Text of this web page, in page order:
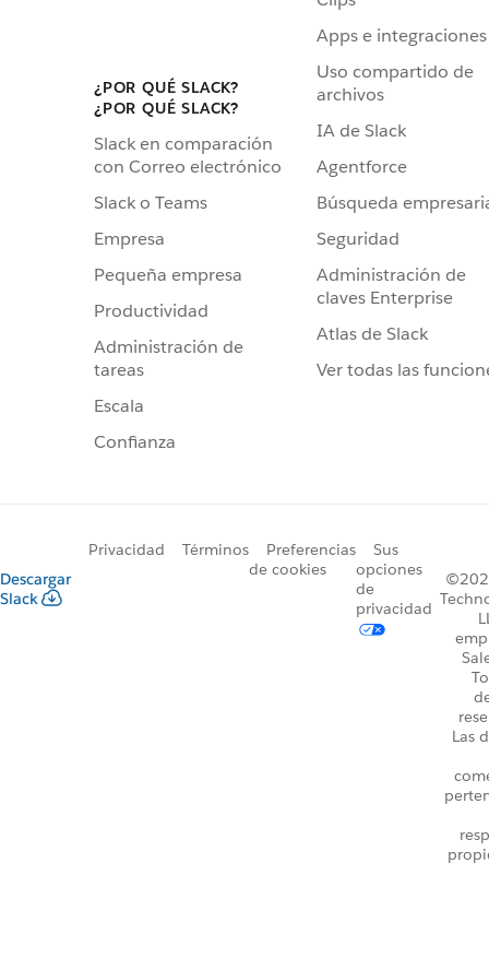
¿POR QUÉ SLACK?
¿POR QUÉ SLACK?
Slack en comparación
con Correo electrónico
Slack o Teams
Empresa
Pequeña empresa
Productividad
Administración de
tareas
Escala
Confianza
Apps e integraciones
Uso compartido de
archivos
IA de Slack
Agentforce
Búsqueda
Seguridad
Administración de
claves Enterprise
Atlas de Slack
Ver todas las
Descargar
Slack
Privacidad Términos
Preferencias
de cookies
Sus
opciones
de
privacidad
Las